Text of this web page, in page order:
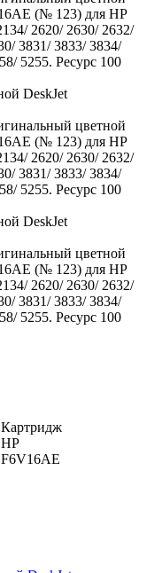
Картридж
HP
F6V16AE